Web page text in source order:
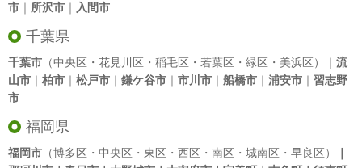
市 ｜ 所沢市 ｜ 入間市
千葉県
千葉市 （中央区・花見川区・稲毛区・若葉区・緑区・美浜区）｜ 流
山市 ｜ 柏市 ｜ 松戸市 ｜ 鎌ケ谷市 ｜ 市川市 ｜ 船橋市 ｜ 浦安市 ｜ 習志野
市
福岡県
福岡市 （博多区・中央区・東区・西区・南区・城南区・早良区）